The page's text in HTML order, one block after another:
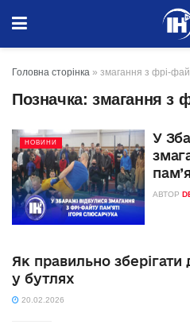
Головна сторінка » змагання з фрі-
Позначка: змагання з
НОВИНИ
У
АВТОР
Як правильно
у бутлях
20.02.2026